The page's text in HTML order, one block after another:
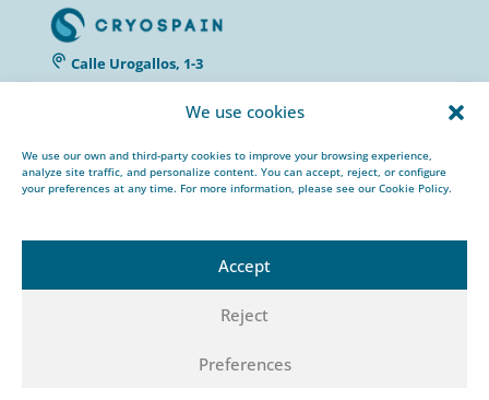
We use cookies
We use our own and third-party cookies to improve your browsing experience,
analyze site traffic, and personalize content. You can accept, reject, or configure
your preferences at any time. For more information, please see our Cookie Policy.
Accept
Reject
Preferences
Calle Urogallos, 1-3
P.I. El Cascajal 28320
+34 912 959 367
cryospain@cryospain.com
© 2022 CRYOSPAIN |Aviso Legal |
Política de Cookies |